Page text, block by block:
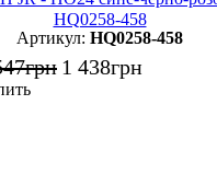
HQ0258-458
HQ0258-458
грн 1 438грн